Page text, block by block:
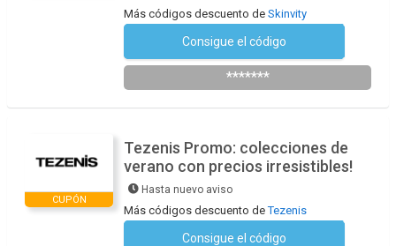
Más códigos descuento de Skinvity
Consigue el código
*******
CUPÓN
Tezenis Promo: colecciones de
verano con precios irresistibles!
Hasta nuevo aviso
Más códigos descuento deTezenis
Consigue el código